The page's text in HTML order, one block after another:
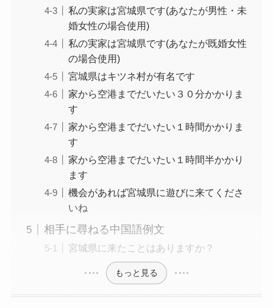
私の実家は宮城県です(あなたが男性・未
婚女性の場合使用)
私の実家は宮城県です(あなたが既婚女性
の場合使用)
宮城県はキツネ村が有名です
家から空港までだいたい３０分かかりま
す
家から空港までだいたい１時間かかりま
す
家から空港までだいたい１時間半かかり
ます
機会があれば宮城県に遊びに来てくださ
いね
相手に尋ねる中国語例文
宮城県に来たことはありますか？
もっと見る